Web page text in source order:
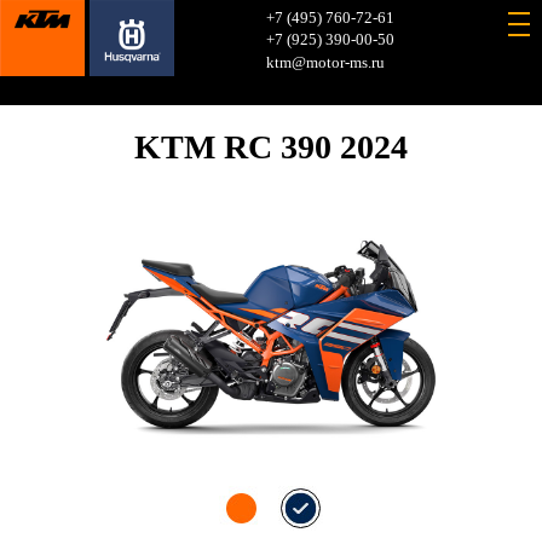
+7 (495) 760-72-61
+7 (925) 390-00-50
ktm@motor-ms.ru
KTM RC 390 2024